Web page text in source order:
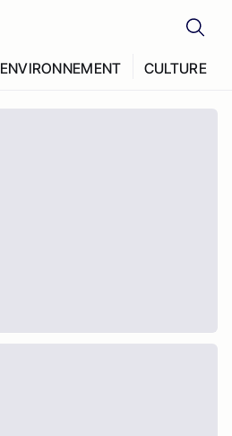
ENVIRONNEMENT CULTURE